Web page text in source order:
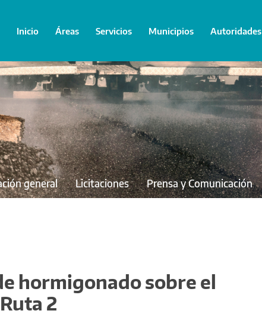
Inicio Áreas Servicios Municipios Autoridades
general Licitaciones Prensa y Comunicación
hormigonado sobre el
2